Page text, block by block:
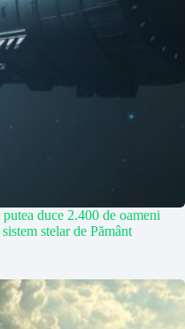
duce 2.400 de oameni
stelar de Pământ